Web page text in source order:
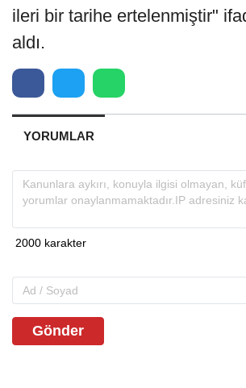
ileri bir tarihe ertelenmiştir"
aldı.
YORUMLAR
Gönder